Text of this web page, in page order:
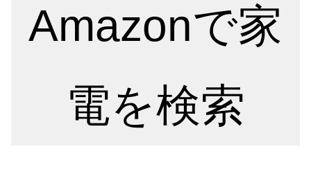
Amazonで家
電を検索